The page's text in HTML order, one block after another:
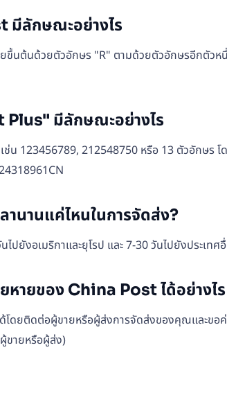
มีลักษณะอย่างไร
นต้นด้วยตัวอักษร "R" ตามด้วยตัวอักษรอีกตัว
มีลักษณะอย่างไร
น 123456789, 212548750 หรือ 13 ตัวอักษ
นานแค่ไหนในการจัดส่ง?
ปยังอเมริกาและยุโรป และ 7-30 วันไปยังประเทศ
หายของ China Post ได้อย่างไร
ดยติดต่อผู้ขายหรือผู้ส่งการจัดส่งของคุณและขอ
ขายหรือผู้ส่ง)